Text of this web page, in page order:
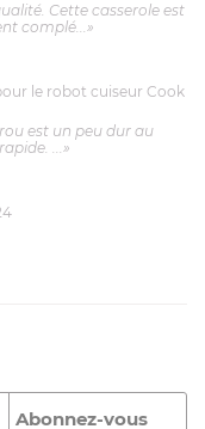
Cette casserole est
complé...»
le robot cuiseur Cook
est un peu dur au
...»